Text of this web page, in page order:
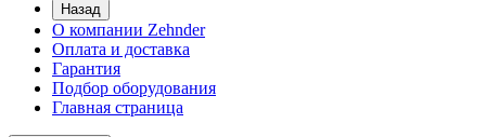
Назад
О компании Zehnder
Оплата и доставка
Гарантия
Подбор оборудования
Главная страница